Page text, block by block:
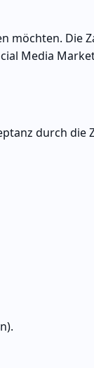
möchten. Die
Media
durch die